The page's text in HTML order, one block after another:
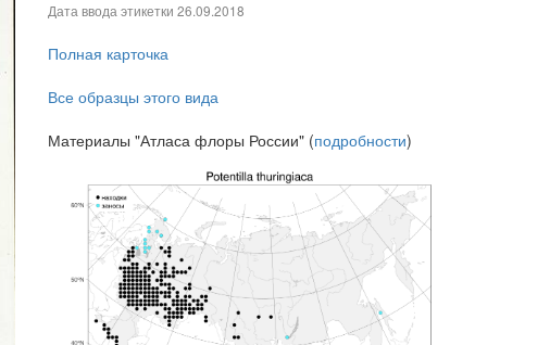
Дата ввода этикетки 26.09.2018
Полная карточка
Все образцы этого вида
Материалы "Атласа флоры России" (подробности)